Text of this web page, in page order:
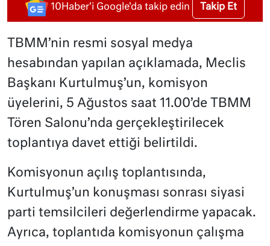
10Haber'i Google'da takip edin Takip Et
TBMM’nin resmi sosyal medya
hesabından yapılan açıklamada, Meclis
Başkanı Kurtulmuş’un, komisyon
üyelerini, 5 Ağustos saat 11.00’de TBMM
Tören Salonu’nda gerçekleştirilecek
toplantıya davet ettiği belirtildi.
Komisyonun açılış toplantısında,
Kurtulmuş’un konuşması sonrası siyasi
parti temsilcileri değerlendirme yapacak.
Ayrıca, toplantıda komisyonun çalışma